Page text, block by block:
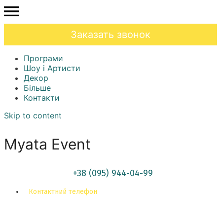
Заказать звонок
Програми
Шоу і Артисти
Декор
Більше
Контакти
Skip to content
Myata Event
+38 (095) 944-04-99
Контактний телефон